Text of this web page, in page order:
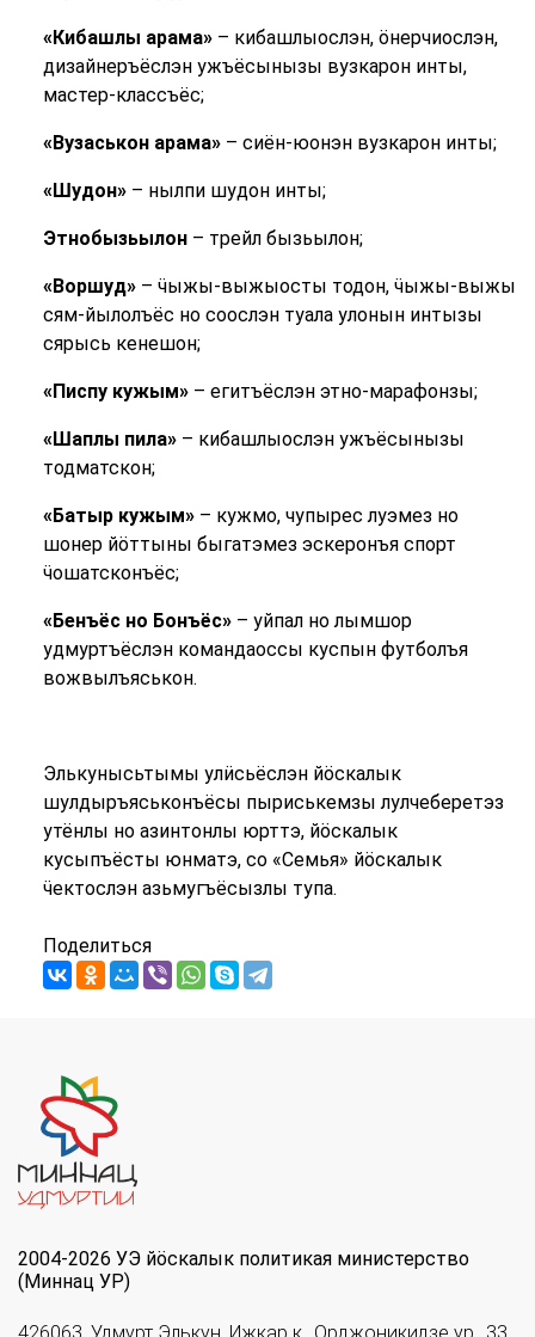
«Кибашлы арама»– кибашлыослэн, ӧнерчиослэн,
дизайнеръёслэн ужъёсынызы вузкарон инты,
мастер-классъёс;
«Вузаськон арама»– сиён-юонэн вузкарон инты;
«Шудон» – нылпи шудон инты;
Этнобызьылон– трейл бызьылон;
«Воршуд»– ӵыжы-выжыосты тодон, ӵыжы-выжы
сям-йылолъёс но соослэн туала улонын интызы
сярысь кенешон;
«Писпу кужым»– егитъёслэн этно-марафонзы;
«Шаплы пила»– кибашлыослэн ужъёсынызы
тодматскон;
«Батыр кужым»– кужмо, чупырес луэмез но
шонер йӧттыны быгатэмез эскеронъя спорт
ӵошатсконъёс;
«Бенъёс но Бонъёс»– уйпал но лымшор
удмуртъёслэн командаоссы куспын футболъя
вожвылъяськон.
Элькунысьтымы улӥсьёслэн йӧскалык
шулдыръяськонъёсы пыриськемзы лулчеберетэз
утёнлы но азинтонлы юрттэ, йӧскалык
кусыпъёсты юнматэ, со «Семья» йӧскалык
ӵектослэн азьмугъёсызлы тупа.
Поделиться
2004-2026 УЭ йöскалык политикая министерство
(Миннац УР)
426063, Удмурт Элькун, Ижкар к., Орджоникидзе ур., 33